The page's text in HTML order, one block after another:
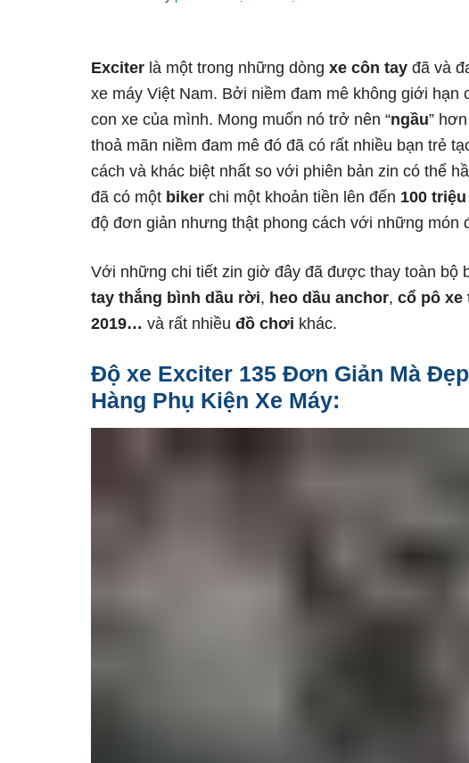
Exciter là một trong những dòng xe côn tay đã và
xe máy Việt Nam. Bởi niềm đam mê không giới
con xe của mình. Mong muốn nó trở nên “ngầu”
thoả mãn niềm đam mê đó đã có rất nhiều bạn trẻ
cách và khác biệt nhất so với phiên bản zin có thể
đã có một biker chi một khoản tiền lên đến 100
độ đơn giản nhưng thật phong cách với những món
Với những chi tiết zin giờ đây đã được thay toàn bộ
tay thắng bình dầu rời, heo dầu anchor, cổ pô xe
2019… và rất nhiều đồ chơi khác.
Độ xe Exciter 135 Đơn Giản Mà
Hàng Phụ Kiện Xe Máy: